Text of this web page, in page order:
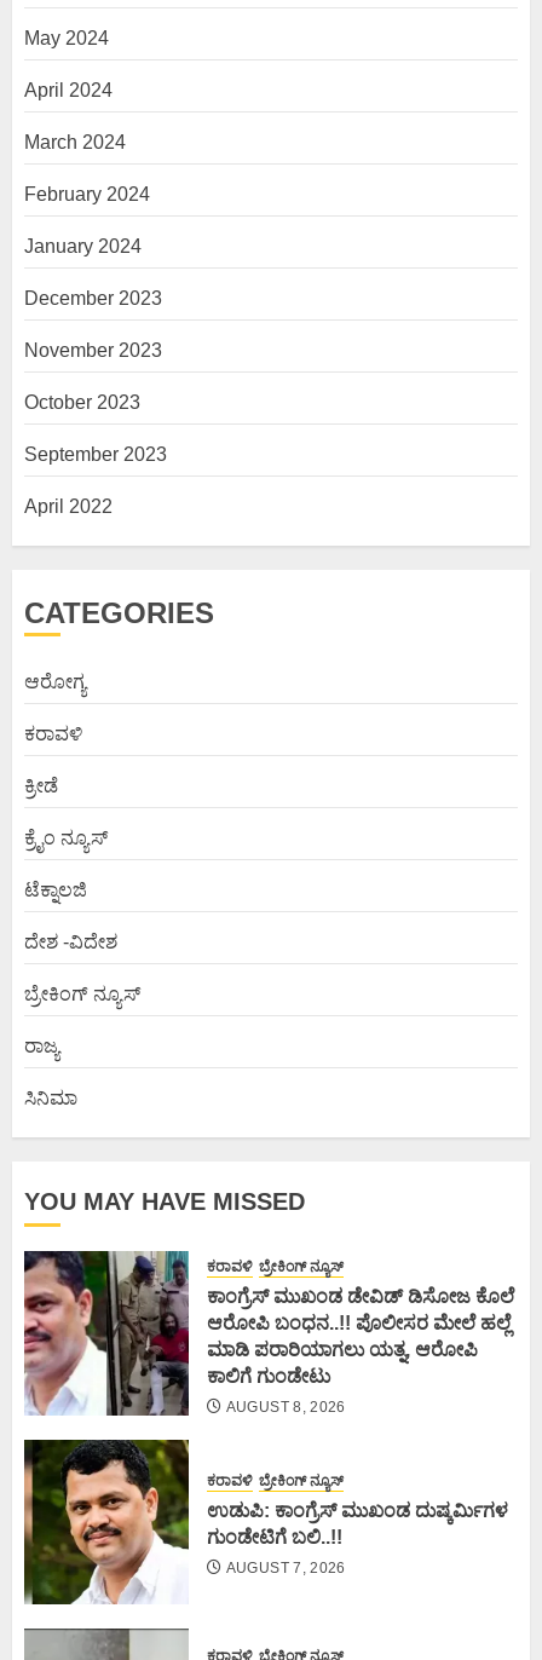
May 2024
April 2024
March 2024
February 2024
January 2024
December 2023
November 2023
October 2023
September 2023
April 2022
CATEGORIES
ಆರೋಗ್ಯ
ಕರಾವಳಿ
ಕ್ರೀಡೆ
ಕ್ರೈಂ ನ್ಯೂಸ್
ಟೆಕ್ನಾಲಜಿ
ದೇಶ -ವಿದೇಶ
ಬ್ರೇಕಿಂಗ್ ನ್ಯೂಸ್
ರಾಜ್ಯ
ಸಿನಿಮಾ
YOU MAY HAVE MISSED
ಕರಾವಳಿ ಬ್ರೇಕಿಂಗ್ ನ್ಯೂಸ್
ಕಾಂಗ್ರೆಸ್ ಮುಖಂಡ ಡೇವಿಡ್ ಡಿಸೋಜ ಕೊಲೆ
ಆರೋಪಿ ಬಂಧನ..!! ಪೊಲೀಸರ ಮೇಲೆ ಹಲ್ಲೆ
ಮಾಡಿ ಪರಾರಿಯಾಗಲು ಯತ್ನ, ಆರೋಪಿ
ಕಾಲಿಗೆ ಗುಂಡೇಟು
AUGUST 8, 2026
ಕರಾವಳಿ ಬ್ರೇಕಿಂಗ್ ನ್ಯೂಸ್
ಉಡುಪಿ: ಕಾಂಗ್ರೆಸ್ ಮುಖಂಡ ದುಷ್ಕರ್ಮಿಗಳ
ಗುಂಡೇಟಿಗೆ ಬಲಿ..!!
AUGUST 7, 2026
ಕರಾವಳಿ ಬ್ರೇಕಿಂಗ್ ನ್ಯೂಸ್